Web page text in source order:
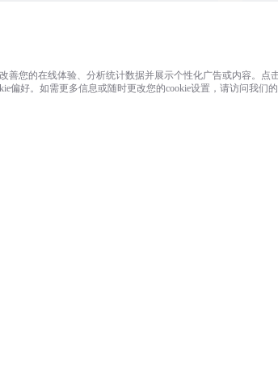
您的在线体验、分析统计数据并展示个性化广告或内容。点
偏好。如需更多信息或随时更改您的cookie设置，请访问我们的